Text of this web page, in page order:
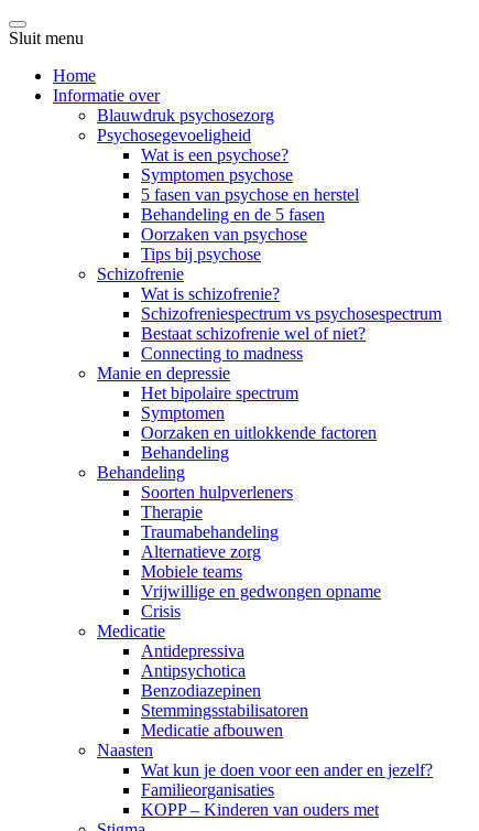
Sluit menu
Home
Informatie over
Blauwdruk psychosezorg
Psychosegevoeligheid
Wat is een psychose?
Symptomen psychose
5 fasen van psychose en herstel
Behandeling en de 5 fasen
Oorzaken van psychose
Tips bij psychose
Schizofrenie
Wat is schizofrenie?
Schizofreniespectrum vs psychosespectrum
Bestaat schizofrenie wel of niet?
Connecting to madness
Manie en depressie
Het bipolaire spectrum
Symptomen
Oorzaken en uitlokkende factoren
Behandeling
Behandeling
Soorten hulpverleners
Therapie
Traumabehandeling
Alternatieve zorg
Mobiele teams
Vrijwillige en gedwongen opname
Crisis
Medicatie
Antidepressiva
Antipsychotica
Benzodiazepinen
Stemmingsstabilisatoren
Medicatie afbouwen
Naasten
Wat kun je doen voor een ander en jezelf?
Familieorganisaties
KOPP – Kinderen van ouders met